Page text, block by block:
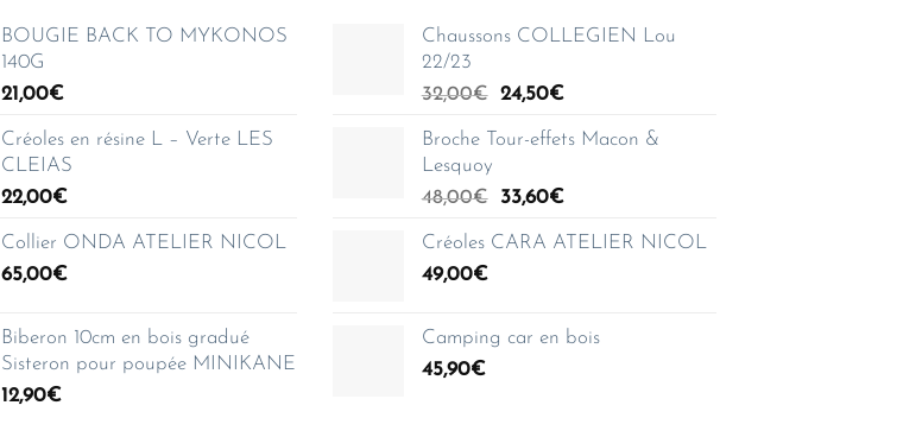
BOUGIE BACK TO MYKONOS
140G
21,00€
Créoles en résine L – Verte LES
CLEIAS
22,00€
Collier ONDA ATELIER NICOL
65,00€
Biberon 10cm en bois gradué
Sisteron pour poupée MINIKANE
12,90€
Chaussons COLLEGIEN Lou
22/23
32,00€
Le
initial
32,00€.
24,50€Le
actuel
24,50€.
Broche Tour-effets Macon &
Lesquoy
48,00€
Le
initial
33,60€Le
actuel
Créoles CARA ATELIER NICOL
49,00€
Camping car en bois
45,90€